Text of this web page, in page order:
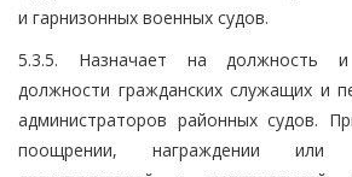
и гарнизонных военных судов.
5.3.5. Назначает на должность
должности гражданских служащих и
администраторов районных судов.
поощрении, награждении или